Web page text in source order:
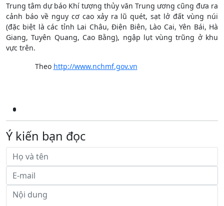
Trung tâm dự báo Khí tượng thủy văn Trung ương cũng đưa ra
cảnh báo về nguy cơ cao xảy ra lũ quét, sạt lở đất vùng núi
(đặc biệt là các tỉnh Lai Châu, Điện Biên, Lào Cai, Yên Bái, Hà
Giang, Tuyên Quang, Cao Bằng), ngập lụt vùng trũng ở khu
vực trên.
Theo http://www.nchmf.gov.vn
Ý kiến bạn đọc